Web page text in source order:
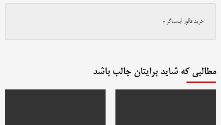
خرید فالور اینستاگرام
مطالبی که شاید برایتان جالب باشد